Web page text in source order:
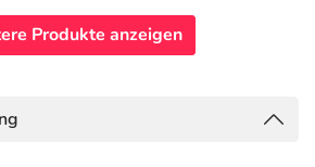
Produkte anzeigen